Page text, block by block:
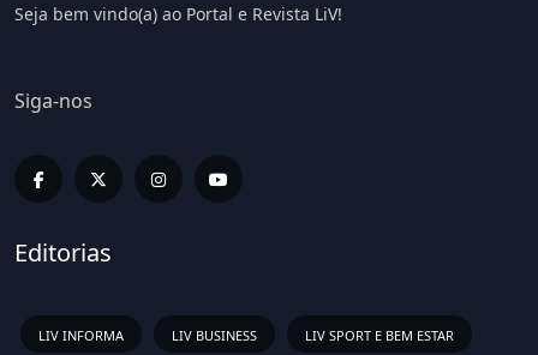
Seja bem vindo(a) ao Portal e Revista LiV!
Siga-nos
Editorias
LIV INFORMA LIV BUSINESS LIV SPORT E BEM ESTAR